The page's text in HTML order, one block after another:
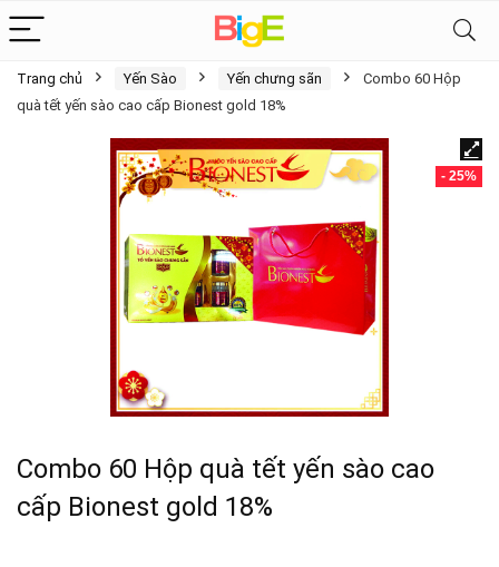
Trang chủ Yến Sào Yến chưng sãn
Combo 60 Hộp
quà tết yến sào cao cấp Bionest gold 18%
- 25%
Combo 60 Hộp quà tết yến sào cao
cấp Bionest gold 18%